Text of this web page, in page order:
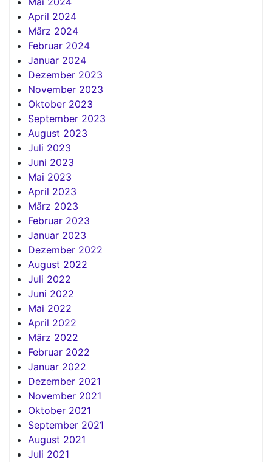
April 2024
März 2024
Februar 2024
Januar 2024
Dezember 2023
November 2023
Oktober 2023
September 2023
August 2023
Juli 2023
Juni 2023
Mai 2023
April 2023
März 2023
Februar 2023
Januar 2023
Dezember 2022
August 2022
Juli 2022
Juni 2022
Mai 2022
April 2022
März 2022
Februar 2022
Januar 2022
Dezember 2021
November 2021
Oktober 2021
September 2021
August 2021
Juli 2021